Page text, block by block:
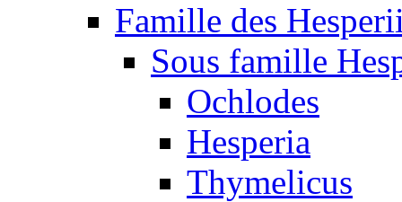
Famille des
Sous famille
Ochlodes
Hesperia
Thymelicus